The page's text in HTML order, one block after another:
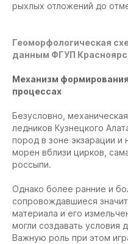
рыхлых отложений до
Геоморфологическая
данным ФГУП
Механизм
процессах
Безусловно,
ледников Кузнецкого
пород в зоне экзарации и
морен вблизи цирков,
россыпи.
Однако более ранние и
сопровождавшиеся
материала и его
могли создавать условия
Важную роль при этом